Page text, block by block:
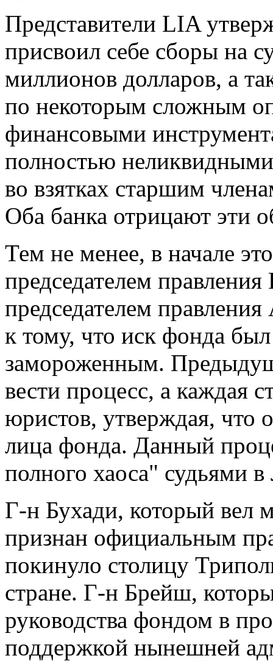
Представители LIA
присвоил себе сборы на
миллионов долларов, а
по некоторым сложным
финансовыми
полностью
во взятках старшим
Оба банка отрицают эти
Тем не менее, в начале
председателем
председателем
к тому, что иск фонда
замороженным.
вести процесс, а каждая
юристов, утверждая, что
лица фонда. Данный
полного хаоса" судьями
Г-н Бухади, который вел
признан официальным
покинуло столицу
стране. Г-н Брейш,
руководства фондом в
поддержкой нынешней